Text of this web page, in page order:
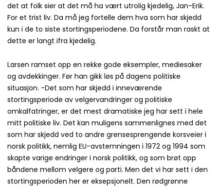
det at folk sier at det må ha vært utrolig kjedelig, Jan-Erik.
For et trist liv. Da må jeg fortelle dem hva som har skjedd
kun i de to siste stortingsperiodene. Da forstår man raskt at
dette er langt ifra kjedelig.
Larsen ramset opp en rekke gode eksempler, mediesaker
og avdekkinger. Før han gikk løs på dagens politiske
situasjon. -Det som har skjedd i inneværende
stortingsperiode av velgervandringer og politiske
omkalfatringer, er det mest dramatiske jeg har sett i hele
mitt politiske liv. Det kan muligens sammenlignes med det
som har skjedd ved to andre grensesprengende korsveier i
norsk politikk, nemlig EU-avstemningen i 1972 og 1994 som
skapte varige endringer i norsk politikk, og som brøt opp
båndene mellom velgere og parti. Men det vi har sett i den
stortingsperioden her er eksepsjonelt. Den rødgrønne